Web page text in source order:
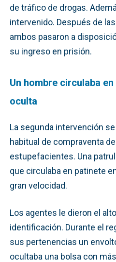
de tráfico de drogas.
intervenido. Después de
ambos pasaron a
su ingreso en prisión.
Un hombre circulaba
oculta
La segunda intervención
habitual de compraventa
estupefacientes. Una
que circulaba en patinete
gran velocidad.
Los agentes le dieron el
identificación. Durante el
sus pertenencias un
ocultaba una bolsa con